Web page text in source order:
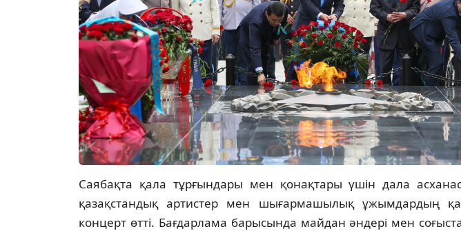
Саябақта қала тұрғындары мен қонақтары үшін дала
қазақстандық артистер мен шығармашылық ұжымдардың
концерт өтті. Бағдарлама барысында майдан әндері мен